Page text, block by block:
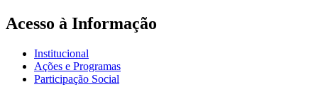
Acesso à Informação
Institucional
Ações e Programas
Participação Social